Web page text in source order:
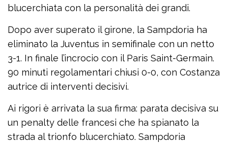
blucerchiata con la personalità dei grandi.
Dopo aver superato il girone, la Sampdoria ha
eliminato la Juventus in semifinale con un netto
3-1. In finale l’incrocio con il Paris Saint-Germain.
90 minuti regolamentari chiusi 0-0, con Costanza
autrice di interventi decisivi.
Ai rigori è arrivata la sua firma: parata decisiva su
un penalty delle francesi che ha spianato la
strada al trionfo blucerchiato. Sampdoria